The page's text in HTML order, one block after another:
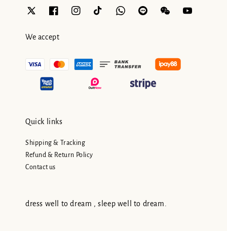
We accept
Quick links
Shipping & Tracking
Refund & Return Policy
Contact us
dress well to dream , sleep well to dream.